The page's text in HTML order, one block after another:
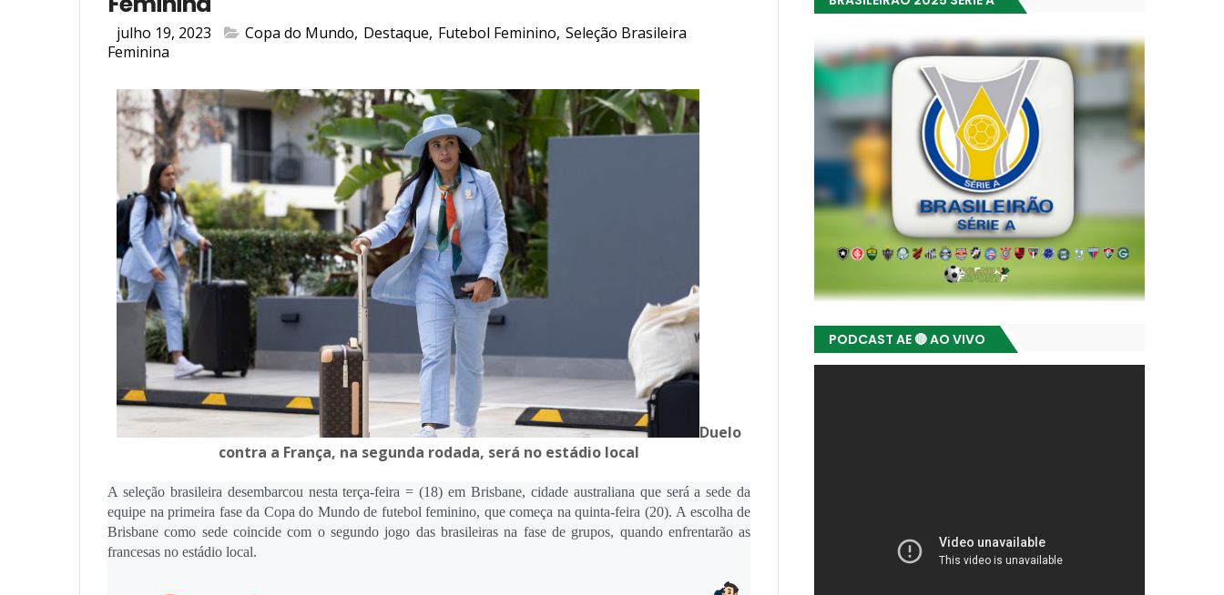
julho 19, 2023 Copa do Mundo, Destaque, Futebol Feminino, Seleção Brasileira
Feminina
Duelo
contra a França, na segunda rodada, será no estádio local
A seleção brasileira desembarcou nesta terça-feira = (18) em Brisbane, cidade australiana que será a sede da
equipe na primeira fase da Copa do Mundo de futebol feminino, que começa na quinta-feira (20). A escolha de
Brisbane como sede coincide com o segundo jogo das brasileiras na fase de grupos, quando enfrentarão as
francesas no estádio local.
PODCAST AE 🔴 AO VIVO